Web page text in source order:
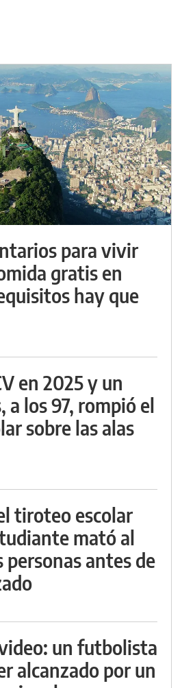
para vivir
gratis en
hay que
en 2025 y un
a los 97, rompió el
sobre las alas
tiroteo escolar
mató al
personas antes de
un futbolista
alcanzado por un